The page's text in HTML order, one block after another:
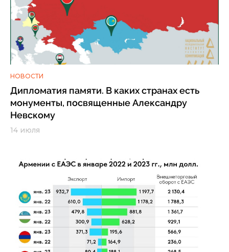
НОВОСТИ
Дипломатия памяти. В каких странах есть
монументы, посвященные Александру
Невскому
14 июля